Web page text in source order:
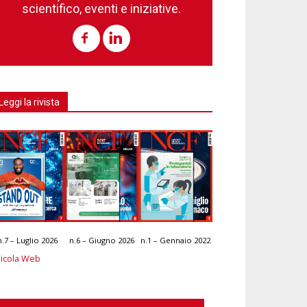
scientifico, eventi e iniziative.
la rivista
– Luglio 2026 n.6 – Giugno 2026 n.1 – Gennaio 2022
Web